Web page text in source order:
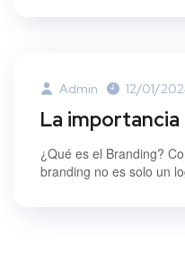
Admin 12/01/
La
¿Qué es el Branding?
branding no es solo un